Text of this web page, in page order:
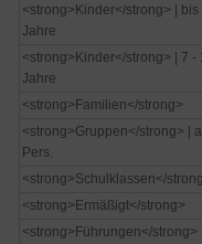
<strong>Kinder</strong> | bis
Jahre
<strong>Kinder</strong> | 7 -
Jahre
<strong>Familien</strong>
<strong>Gruppen</strong> |
Pers.
<strong>Schulklassen</
<strong>Ermäßigt</strong>
<strong>Führungen</strong>